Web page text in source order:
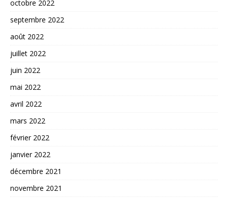
octobre 2022
septembre 2022
août 2022
juillet 2022
juin 2022
mai 2022
avril 2022
mars 2022
février 2022
janvier 2022
décembre 2021
novembre 2021